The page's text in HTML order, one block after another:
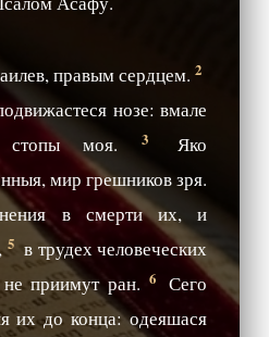
правым сердцем.2
нозе: вмале
стопы моя.3
Яко
мир грешников зря.
в смерти их, и
5 в трудех человеческих
приимут ран. 6
Сего
их до конца: одеяшася